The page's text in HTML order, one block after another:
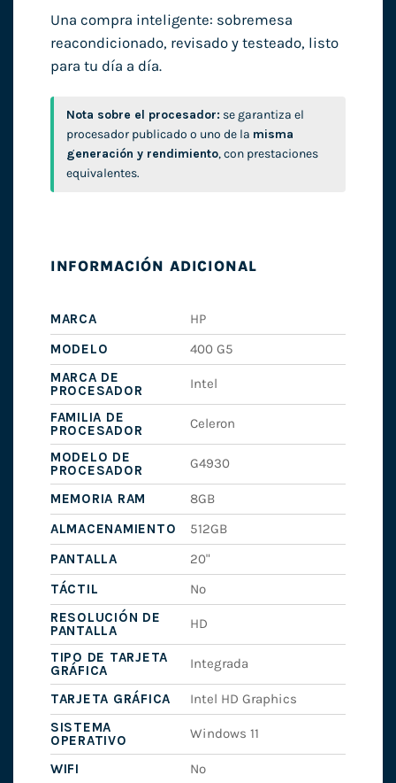
Una compra inteligente: sobremesa
reacondicionado, revisado y testeado, listo
para tu día a día.
Nota sobre el procesador: se garantiza el
procesador publicado o uno de la misma
generación y rendimiento, con prestaciones
equivalentes.
INFORMACIÓN ADICIONAL
MARCA
HP
MODELO
400 G5
MARCA DE
PROCESADOR
Intel
FAMILIA DE
PROCESADOR
Celeron
MODELO DE
PROCESADOR
G4930
MEMORIA RAM
8GB
ALMACENAMIENTO
512GB
PANTALLA
20"
TÁCTIL
No
RESOLUCIÓN DE
PANTALLA
HD
TIPO DE TARJETA
GRÁFICA
Integrada
TARJETA GRÁFICA
Intel HD Graphics
SISTEMA
OPERATIVO
Windows 11
WIFI
No